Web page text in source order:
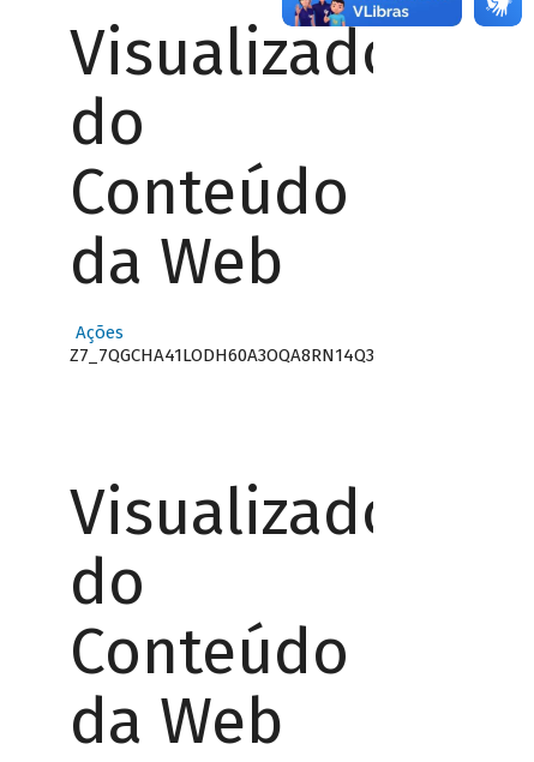
Visualizador
do
Conteúdo
da Web
Ações
Z7_7QGCHA41LODH60A3OQA8RN14Q3
Visualizador
do
Conteúdo
da Web